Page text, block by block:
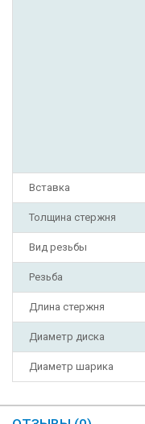
Вставка
Толщина стержня
Вид резьбы
Резьба
Длина стержня
Диаметр диска
Диаметр шарика